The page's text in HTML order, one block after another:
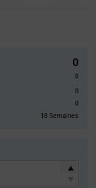
0
0
0
0
18 Semaines